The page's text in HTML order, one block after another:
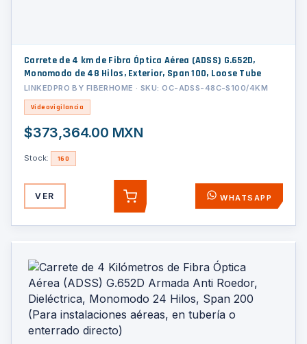
Carrete de 4 km de Fibra Óptica Aérea (ADSS) G.652D,
Monomodo de 48 Hilos, Exterior, Span 100, Loose Tube
LINKEDPRO BY FIBERHOME · SKU: OC-ADSS-48C-S100/4KM
Videovigilancia
$373,364.00 MXN
Stock: 160
VER AGREGAR WHATSAPP